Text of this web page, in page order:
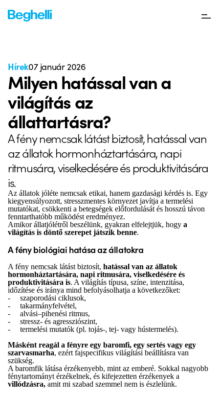
Hírek07 január 2026
Milyen hatással van a
világítás az
állattartásra?
A fény nemcsak látást biztosít, hatással van
az állatok hormonháztartására, napi
ritmusára, viselkedésére és produktivitására
is.
Az állatok jóléte nemcsak etikai, hanem gazdasági kérdés is. Egy
kiegyensúlyozott, stresszmentes környezet javítja a termelési
mutatókat, csökkenti a betegségek előfordulását és hosszú távon
fenntarthatóbb működést eredményez.
Amikor állatjólétről beszélünk, gyakran elfelejtjük, hogy a
világítás is döntő szerepet játszik benne.
A fény biológiai hatása az állatokra
A fény nemcsak látást biztosít, hatással van az állatok
hormonháztartására, napi ritmusára, viselkedésére és
produktivitására is. A világítás típusa, színe, intenzitása,
időzítése és iránya mind befolyásolhatja a következőket:
-
szaporodási ciklusok,
-
takarmányfelvétel,
-
alvási–pihenési ritmus,
-
stressz- és agressziószint,
-
termelési mutatók (pl. tojás-, tej- vagy hústermelés).
Másként reagál a fényre egy baromfi, egy sertés vagy egy
szarvasmarha, ezért fajspecifikus világítási beállításra van
szükség.
A baromfik látása érzékenyebb, mint az emberé. Sokkal nagyobb
fénytartományt érzékelnek, és kifejezetten érzékenyek a
villódzásra, amit mi szabad szemmel nem is észlelünk.